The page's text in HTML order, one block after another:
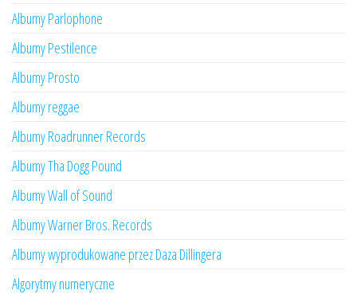
Albumy Parlophone
Albumy Pestilence
Albumy Prosto
Albumy reggae
Albumy Roadrunner Records
Albumy Tha Dogg Pound
Albumy Wall of Sound
Albumy Warner Bros. Records
Albumy wyprodukowane przez Daza Dillingera
Algorytmy numeryczne